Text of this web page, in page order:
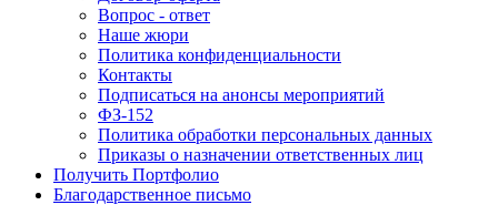
Вопрос - ответ
Наше жюри
Политика конфиденциальности
Контакты
Подписаться на анонсы мероприятий
ФЗ-152
Политика обработки персональных данных
Приказы о назначении ответственных лиц
Получить Портфолио
Благодарственное письмо